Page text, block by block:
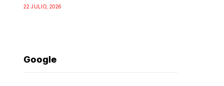
22 JULIO, 2026
Google